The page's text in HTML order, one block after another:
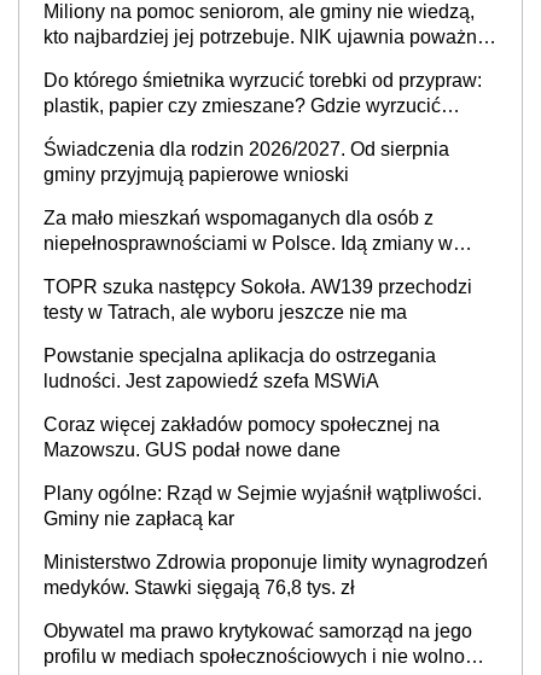
stołecznych
Miliony na pomoc seniorom, ale gminy nie wiedzą,
kto najbardziej jej potrzebuje. NIK ujawnia poważną
Do którego śmietnika wyrzucić torebki od przypraw:
plastik, papier czy zmieszane? Gdzie wyrzucić
Świadczenia dla rodzin 2026/2027. Od sierpnia
gminy przyjmują papierowe wnioski
Za mało mieszkań wspomaganych dla osób z
niepełnosprawnościami w Polsce. Idą zmiany w
TOPR szuka następcy Sokoła. AW139 przechodzi
testy w Tatrach, ale wyboru jeszcze nie ma
Powstanie specjalna aplikacja do ostrzegania
ludności. Jest zapowiedź szefa MSWiA
Coraz więcej zakładów pomocy społecznej na
Mazowszu. GUS podał nowe dane
Plany ogólne: Rząd w Sejmie wyjaśnił wątpliwości.
Gminy nie zapłacą kar
Ministerstwo Zdrowia proponuje limity wynagrodzeń
medyków. Stawki sięgają 76,8 tys. zł
Obywatel ma prawo krytykować samorząd na jego
profilu w mediach społecznościowych i nie wolno